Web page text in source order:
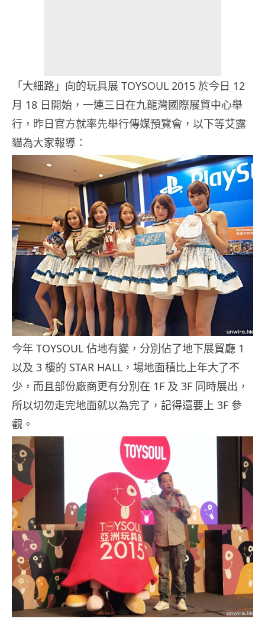
「大細路」向的玩具展 TOYSOUL 2015 於今日 12
月 18 日開始，一連三日在九龍灣國際展貿中心舉
行，昨日官方就率先舉行傳媒預覽會，以下等艾露
貓為大家報導：
今年 TOYSOUL 佔地有變，分別佔了地下展貿廳 1
以及 3 樓的 STAR HALL，場地面積比上年大了不
少，而且部份廠商更有分別在 1F 及 3F 同時展出，
所以切勿走完地面就以為完了，記得還要上 3F 參
觀。